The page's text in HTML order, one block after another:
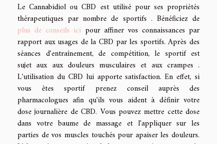
Le Cannabidiol ou CBD est utilisé pour ses propriétés
thérapeutiques par nombre de sportifs . Bénéficiez de
plus de conseils ici pour affiner vos connaissances par
rapport aux usages de la CBD par les sportifs. Après des
séances d'entraînement, de compétition, le sportif est
sujet aux aux douleurs musculaires et aux crampes .
L'utilisation du CBD lui apporte satisfaction. En effet, si
vous êtes sportif prenez conseil auprès des
pharmacologues afin qu'ils vous aident à définir votre
dose journalière de CBD. Vous pouvez mettre cette dose
dans votre baume de massage et l'appliquer sur les
parties de vos muscles touchés pour apaiser les douleurs.